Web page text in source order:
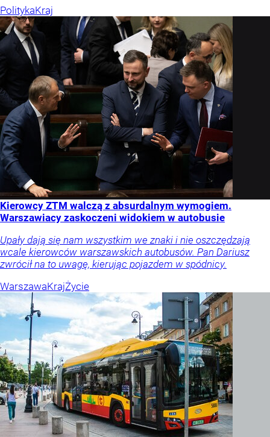
PolitykaKraj
Kierowcy ZTM walczą z absurdalnym wymogiem.
Warszawiacy zaskoczeni widokiem w autobusie
Upały dają się nam wszystkim we znaki i nie oszczędzają
wcale kierowców warszawskich autobusów. Pan Dariusz
zwrócił na to uwagę, kierując pojazdem w spódnicy.
WarszawaKrajŻycie